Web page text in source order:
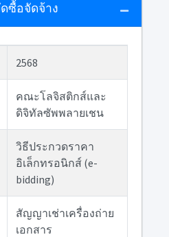
ซื้อจัดจ้าง
2568
คณะโลจิสติกส์และ
ดิจิทัลซัพพลายเชน
วิธีประกวดราคา
อิเล็กทรอนิกส์ (e-
bidding)
สัญญาเช่าเครื่องถ่าย
เอกสาร